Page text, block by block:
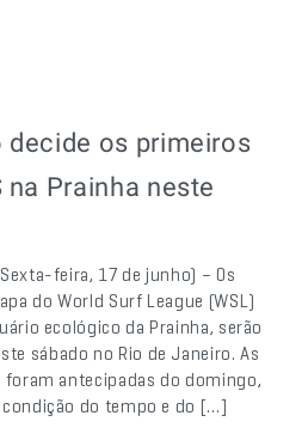
decide os primeiros
Prainha neste
feira, 17 de junho) – Os
do World Surf League (WSL)
ecológico da Prainha, serão
sábado no Rio de Janeiro. As
foram antecipadas do domingo,
do tempo e do […]